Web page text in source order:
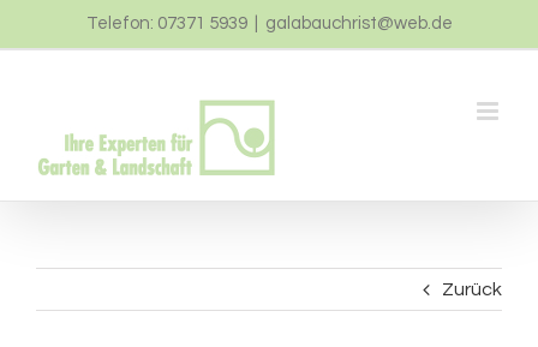
Telefon: 07371 5939 galabauchrist@web.de
Zurück